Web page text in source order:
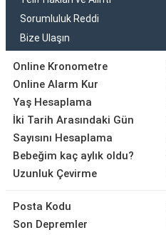
Sorumluluk Reddi
Bize Ulaşın
Online Kronometre
Online Alarm Kur
Yaş Hesaplama
İki Tarih Arasındaki Gün
Sayısını Hesaplama
Bebeğim kaç aylık oldu?
Uzunluk Çevirme
Posta Kodu
Son Depremler